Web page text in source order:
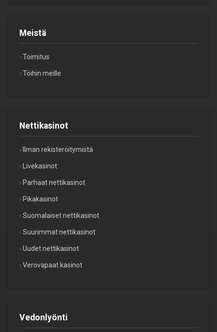
Meistä
Toimitus
Töihin meille
Nettikasinot
Ilman rekisteröitymistä
Livekasinot
Parhaat nettikasinot
Pikakasinot
Suomalaiset nettikasinot
Suurimmat nettikasinot
Uudet nettikasinot
Verovapaat kasinot
Vedonlyönti